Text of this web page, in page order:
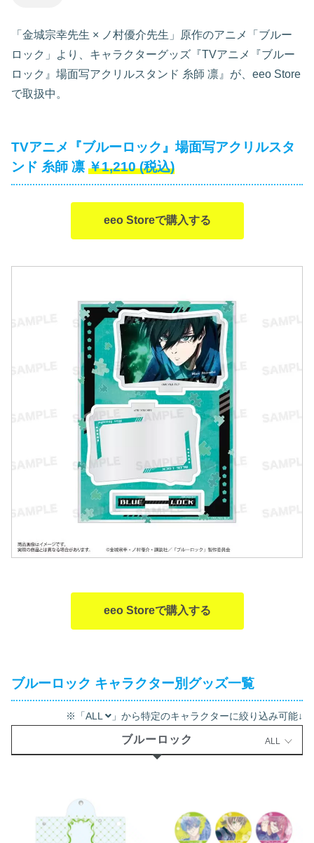
「金城宗幸先生 × ノ村優介先生」原作のアニメ「ブルー
ロック」より、キャラクターグッズ『TVアニメ『ブルー
ロック』場面写アクリルスタンド 糸師 凛』が、eeo Store
で取扱中。
TVアニメ『ブルーロック』場面写アクリルスタ
ンド 糸師 凛￥1,210 (税込)
eeo Storeで購入する
eeo Storeで購入する
ブルーロック キャラクター別グッズ一覧
※「ALL 」から特定のキャラクターに絞り込み可能↓
ブルーロック ALL